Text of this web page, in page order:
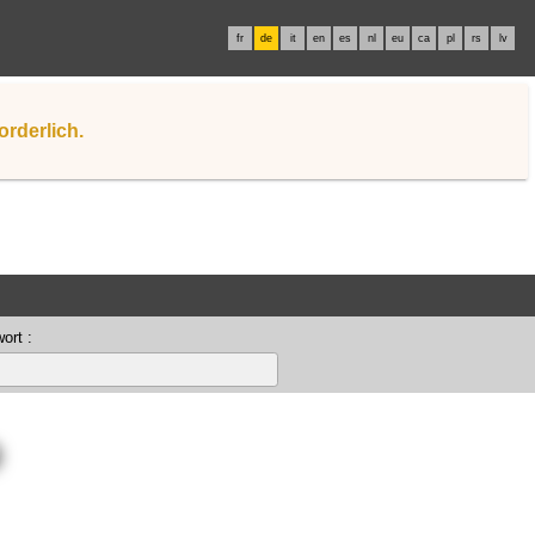
fr de it en es nl eu ca pl rs lv
: